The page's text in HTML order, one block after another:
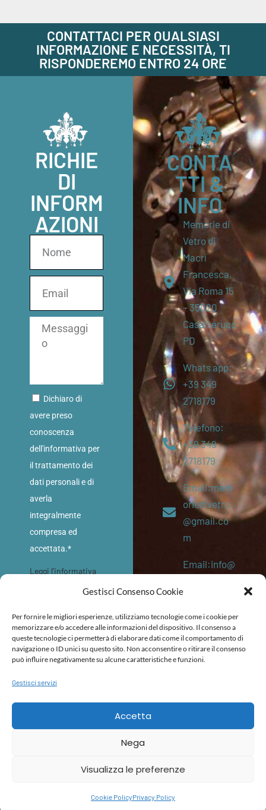
Gestisci Consenso Cookie
Per fornire le migliori esperienze, utilizziamo tecnologie come i cookie per
memorizzare e/o accedere alle informazioni del dispositivo. Il consenso a
queste tecnologie ci permetterà di elaborare dati come il comportamento di
navigazione o ID unici su questo sito. Non acconsentire o ritirare il consenso
può influire negativamente su alcune caratteristiche e funzioni.
Gestisci servizi
Accetta
Nega
Visualizza le preferenze
Cookie PolicyPrivacy Policy
CONTATTACI PER QUALSIASI
INFORMAZIONE E NECESSITÀ, TI
RISPONDEREMO ENTRO 24 ORE
RICHIE
DI
INFORM
AZIONI
Dichiaro di
avere preso
conoscenza
dell'informativa per
il trattamento dei
dati personali e di
averla
integralmente
compresa ed
accettata.*
Leggi l'informativa
INVIA
CONTA
TTI &
INFO
Memorie di
Vetro di
Macrì
Francesca,
Via Roma 15
– 35020
Casalserugo
PD
Whats app:
+39 349
2718179
Telefono:
+39 349
2718179
Email:mem
oriedivetro
@gmail.co
m
Email:info@
etro.eu
P. IVA:
053645202
87